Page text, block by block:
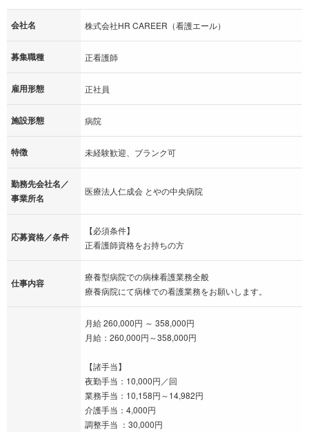
会社名 株式会社HR CAREER（看護エール）
募集職種 正看護師
雇用形態 正社員
施設形態 病院
特徴 未経験歓迎、ブランク可
勤務先会社名／
事業所名
医療法人仁成会 とやの中央病院
応募資格／条件
【必須条件】
正看護師資格をお持ちの方
仕事内容
療養型病院での病棟看護業務全般
療養病院にて病棟での看護業務をお願いします。
月給 260,000円 ～ 358,000円
月給：260,000円～358,000円
【諸手当】
夜勤手当：10,000円／回
業務手当：10,158円～14,982円
介護手当：4,000円
調整手当 ：30,000円